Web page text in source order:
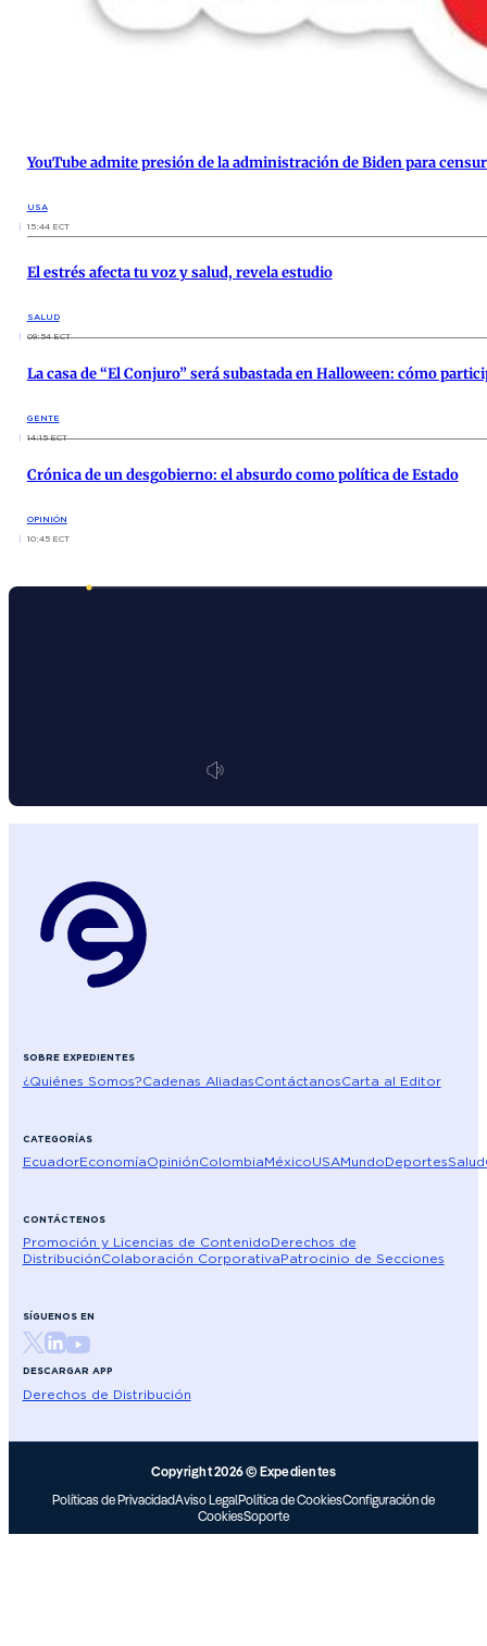
YouTube admite presión de la administración de Biden para
USA
15:44 ECT
El estrés afecta tu voz y salud, revela estudio
SALUD
09:54 ECT
La casa de “El Conjuro” será subastada en Halloween: cómo
GENTE
14:15 ECT
Crónica de un desgobierno: el absurdo como política de Estado
OPINIÓN
10:45 ECT
SOBRE EXPEDIENTES
¿Quiénes Somos?Cadenas AliadasContáctanosCarta al Editor
CATEGORÍAS
EcuadorEconomíaOpiniónColombiaMéxicoUSAMundoDeportesSalud
CONTÁCTENOS
Promoción y Licencias de ContenidoDerechos de
DistribuciónColaboración CorporativaPatrocinio de Secciones
SÍGUENOS EN
DESCARGAR APP
Derechos de Distribución
Copyright 2026 © Expedientes
Políticas de PrivacidadAviso LegalPolítica de CookiesConfiguración de
CookiesSoporte